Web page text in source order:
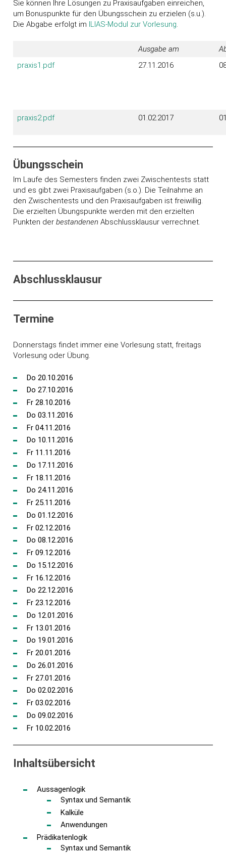
Sie können Ihre Lösungen zu Praxisaufgaben einreichen,
um Bonuspunkte für den Übungsschein zu erzielen (s.u.).
Die Abgabe erfolgt im ILIAS-Modul zur Vorlesung
Ausgabe am
praxis1.pdf
27.11.2016
praxis2.pdf 01.02.2017
Übungsschein
Im Laufe des Semesters finden zwei Zwischentests statt
und es gibt zwei Praxisaufgaben (s.o.). Die Teilnahme an
den Zwischentests und den Praxisaufgaben ist freiwillig.
Die erzielten Übungspunkte werden mit den erzielten
Punkten derbestandenen Abschlussklausur verrechnet.
Abschlussklausur
Termine
Donnerstags findet immer eine Vorlesung statt, freitags
Vorlesung oder Übung.
Do 20.10.2016
Do 27.10.2016
Fr 28.10.2016
Do 03.11.2016
Fr 04.11.2016
Do 10.11.2016
Fr 11.11.2016
Do 17.11.2016
Fr 18.11.2016
Do 24.11.2016
Fr 25.11.2016
Do 01.12.2016
Fr 02.12.2016
Do 08.12.2016
Fr 09.12.2016
Do 15.12.2016
Fr 16.12.2016
Do 22.12.2016
Fr 23.12.2016
Do 12.01.2016
Fr 13.01.2016
Do 19.01.2016
Fr 20.01.2016
Do 26.01.2016
Fr 27.01.2016
Do 02.02.2016
Fr 03.02.2016
Do 09.02.2016
Fr 10.02.2016
Inhaltsübersicht
Aussagenlogik
Syntax und Semantik
Kalküle
Anwendungen
Prädikatenlogik
Syntax und Semantik